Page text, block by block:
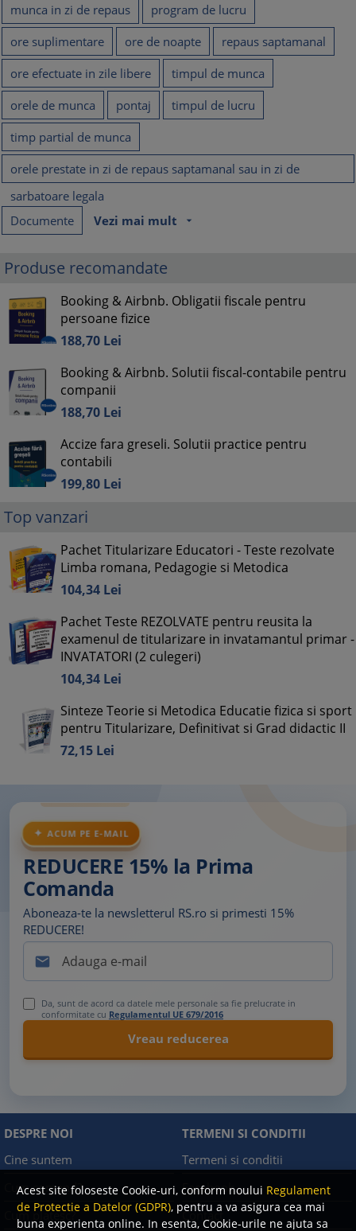
Acest site foloseste Cookie-uri, conform noului Regulament
de Protectie a Datelor (GDPR), pentru a va asigura cea mai
buna experienta online. In esenta, Cookie-urile ne ajuta sa
munca in zi de repaus
program de lucru
ore suplimentare
ore de noapte
repaus saptamanal
ore efectuate in zile libere
timpul de munca
orele de munca
pontaj
timpul de lucru
timp partial de munca
orele prestate in zi de repaus saptamanal sau in zi de
sarbatoare legala
Documente
Vezi mai mult arrow_drop_down
Produse recomandate
Booking & Airbnb. Obligatii fiscale pentru
persoane fizice
188,70 Lei
Booking & Airbnb. Solutii fiscal-contabile pentru
companii
188,70 Lei
Accize fara greseli. Solutii practice pentru
contabili
199,80 Lei
Top vanzari
Pachet Titularizare Educatori - Teste rezolvate
Limba romana, Pedagogie si Metodica
104,34 Lei
Pachet Teste REZOLVATE pentru reusita la
examenul de titularizare in invatamantul primar -
INVATATORI (2 culegeri)
104,34 Lei
Sinteze Teorie si Metodica Educatie fizica si sport
pentru Titularizare, Definitivat si Grad didactic II
72,15 Lei
ACUM PE E-MAIL
REDUCERE 15% la Prima
Comanda
Aboneaza-te la newsletterul RS.ro si primesti 15%
REDUCERE!

Da, sunt de acord ca datele mele personale sa fie prelucrate in
conformitate cu Regulamentul UE 679/2016
DESPRE NOI
Cine suntem
Cum comand?
Cum platesc?
TERMENI SI CONDITII
Termeni si conditii
Facebook
Contact